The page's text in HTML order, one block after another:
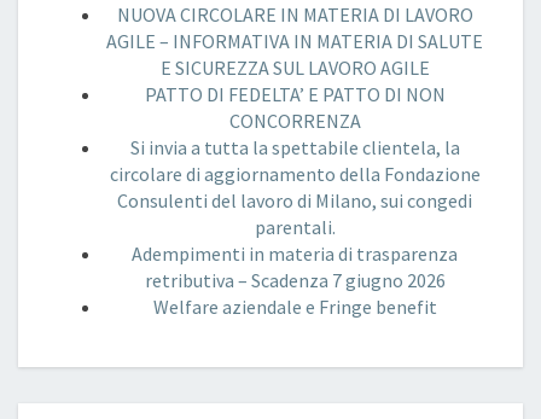
NUOVA CIRCOLARE IN MATERIA DI LAVORO
AGILE – INFORMATIVA IN MATERIA DI SALUTE
E SICUREZZA SUL LAVORO AGILE
PATTO DI FEDELTA’ E PATTO DI NON
CONCORRENZA
Si invia a tutta la spettabile clientela, la
circolare di aggiornamento della Fondazione
Consulenti del lavoro di Milano, sui congedi
parentali.
Adempimenti in materia di trasparenza
retributiva – Scadenza 7 giugno 2026
Welfare aziendale e Fringe benefit